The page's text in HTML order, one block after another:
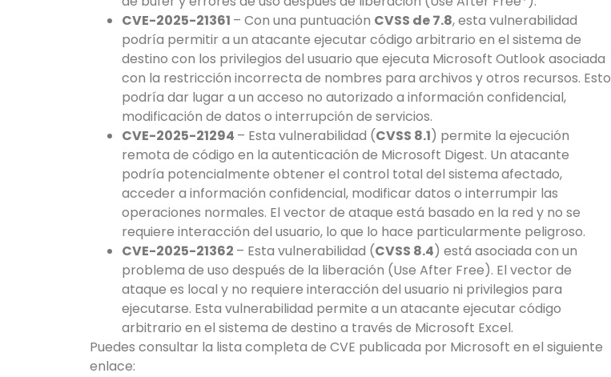
CVE-2025-21361 – Con una puntuación CVSS de 7.8, esta vulnerabilidad
podría permitir a un atacante ejecutar código arbitrario en el sistema de
destino con los privilegios del usuario que ejecuta Microsoft Outlook asociada
con la restricción incorrecta de nombres para archivos y otros recursos. Esto
podría dar lugar a un acceso no autorizado a información confidencial,
modificación de datos o interrupción de servicios.
CVE-2025-21294 – Esta vulnerabilidad (CVSS 8.1) permite la ejecución
remota de código en la autenticación de Microsoft Digest. Un atacante
podría potencialmente obtener el control total del sistema afectado,
acceder a información confidencial, modificar datos o interrumpir las
operaciones normales. El vector de ataque está basado en la red y no se
requiere interacción del usuario, lo que lo hace particularmente peligroso.
CVE-2025-21362 – Esta vulnerabilidad (CVSS 8.4) está asociada con un
problema de uso después de la liberación (Use After Free). El vector de
ataque es local y no requiere interacción del usuario ni privilegios para
ejecutarse. Esta vulnerabilidad permite a un atacante ejecutar código
arbitrario en el sistema de destino a través de Microsoft Excel.
Puedes consultar la lista completa de CVE publicada por Microsoft en el siguiente
enlace: